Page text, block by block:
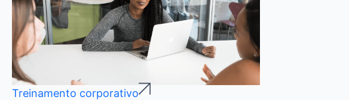
Treinamento corporativo